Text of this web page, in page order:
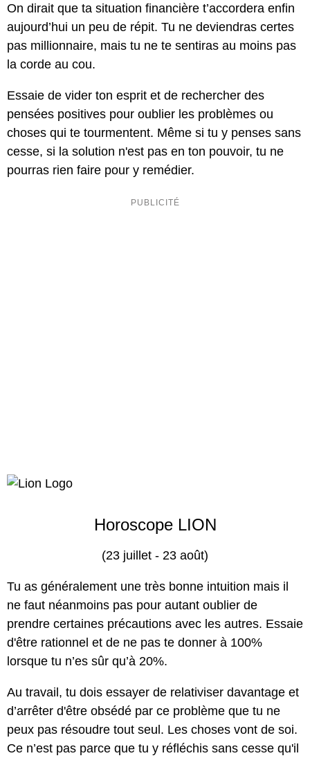
On dirait que ta situation financière t’accordera enfin
aujourd’hui un peu de répit. Tu ne deviendras certes
pas millionnaire, mais tu ne te sentiras au moins pas
la corde au cou.
Essaie de vider ton esprit et de rechercher des
pensées positives pour oublier les problèmes ou
choses qui te tourmentent. Même si tu y penses sans
cesse, si la solution n'est pas en ton pouvoir, tu ne
pourras rien faire pour y remédier.
Horoscope LION
(23 juillet - 23 août)
Tu as généralement une très bonne intuition mais il
ne faut néanmoins pas pour autant oublier de
prendre certaines précautions avec les autres. Essaie
d'être rationnel et de ne pas te donner à 100%
lorsque tu n’es sûr qu’à 20%.
Au travail, tu dois essayer de relativiser davantage et
d’arrêter d'être obsédé par ce problème que tu ne
peux pas résoudre tout seul. Les choses vont de soi.
Ce n’est pas parce que tu y réfléchis sans cesse qu'il